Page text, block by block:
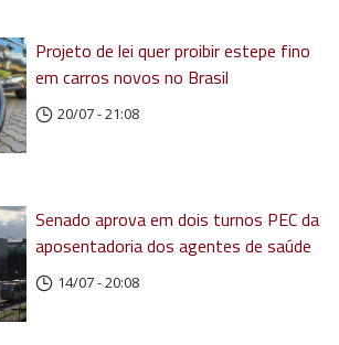
Projeto de lei quer proibir estepe fino
em carros novos no Brasil
20/07 - 21:08
Senado aprova em dois turnos PEC da
aposentadoria dos agentes de saúde
14/07 - 20:08